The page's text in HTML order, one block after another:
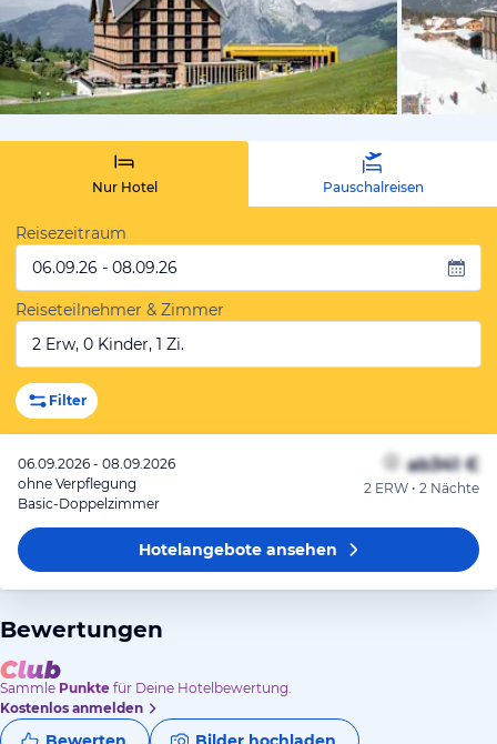
vom
Nur Hotel Pauschalreisen
Reisezeitraum
06.09.26 - 08.09.26
Reiseteilnehmer & Zimmer
2 Erw, 0 Kinder, 1 Zi.
Filter
06.09.2026 - 08.09.2026
ohne Verpflegung
Basic-Doppelzimmer
ab341 €
2 ERW • 2 Nächte
Hotelangeboteansehen
Bewertungen
Sammle Punkte für Deine Hotelbewertung.
Kostenlos anmelden